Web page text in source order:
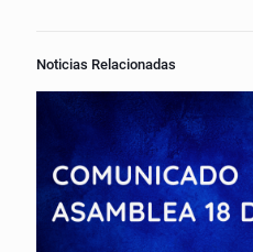
Noticias Relacionadas